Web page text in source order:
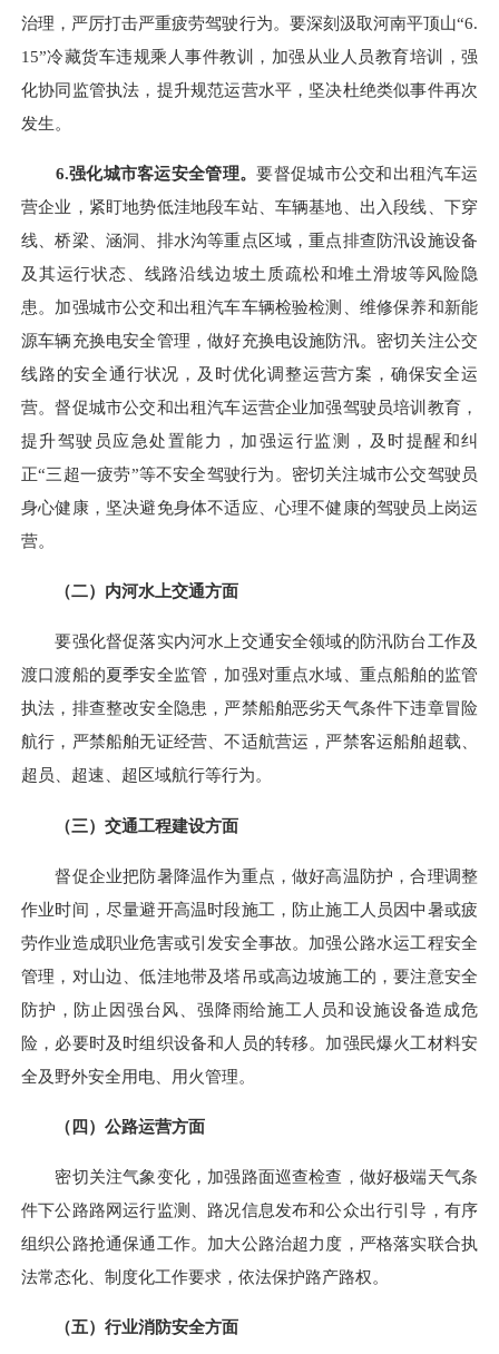
治理，严厉打击严重疲劳驾驶行为。要深刻汲取河南平顶山“6.
15”冷藏货车违规乘人事件教训，加强从业人员教育培训，强
化协同监管执法，提升规范运营水平，坚决杜绝类似事件再次
发生。
6.强化城市客运安全管理。要督促城市公交和出租汽车运
营企业，紧盯地势低洼地段车站、车辆基地、出入段线、下穿
线、桥梁、涵洞、排水沟等重点区域，重点排查防汛设施设备
及其运行状态、线路沿线边坡土质疏松和堆土滑坡等风险隐
患。加强城市公交和出租汽车车辆检验检测、维修保养和新能
源车辆充换电安全管理，做好充换电设施防汛。密切关注公交
线路的安全通行状况，及时优化调整运营方案，确保安全运
营。督促城市公交和出租汽车运营企业加强驾驶员培训教育，
提升驾驶员应急处置能力，加强运行监测，及时提醒和纠
正“三超一疲劳”等不安全驾驶行为。密切关注城市公交驾驶员
身心健康，坚决避免身体不适应、心理不健康的驾驶员上岗运
营。
（二）内河水上交通方面
要强化督促落实内河水上交通安全领域的防汛防台工作及
渡口渡船的夏季安全监管，加强对重点水域、重点船舶的监管
执法，排查整改安全隐患，严禁船舶恶劣天气条件下违章冒险
航行，严禁船舶无证经营、不适航营运，严禁客运船舶超载、
超员、超速、超区域航行等行为。
（三）交通工程建设方面
督促企业把防暑降温作为重点，做好高温防护，合理调整
作业时间，尽量避开高温时段施工，防止施工人员因中暑或疲
劳作业造成职业危害或引发安全事故。加强公路水运工程安全
管理，对山边、低洼地带及塔吊或高边坡施工的，要注意安全
防护，防止因强台风、强降雨给施工人员和设施设备造成危
险，必要时及时组织设备和人员的转移。加强民爆火工材料安
全及野外安全用电、用火管理。
（四）公路运营方面
密切关注气象变化，加强路面巡查检查，做好极端天气条
件下公路路网运行监测、路况信息发布和公众出行引导，有序
组织公路抢通保通工作。加大公路治超力度，严格落实联合执
法常态化、制度化工作要求，依法保护路产路权。
（五）行业消防安全方面